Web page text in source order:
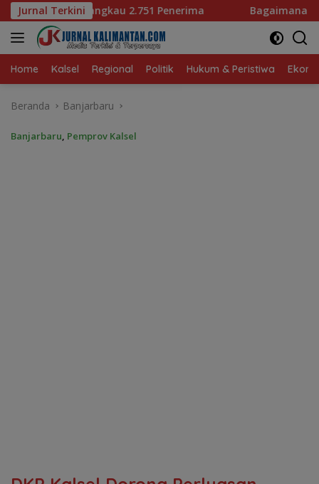
Langsung
ke
konten
Jurnal TerkiniBagaimana KIP Hadapi Deepfake dan Hoaks?
Home Kalsel Regional Politik Hukum & Peristiwa
Beranda Banjarbaru
Banjarbaru, Pemprov Kalsel